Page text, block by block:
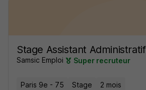
Stage Assistant
Samsic Emploi Super recruteur
Paris 9e - 75 Stage 2 mois